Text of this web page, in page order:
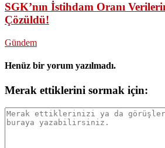
SGK’nın İstihdam Oranı
Çözüldü!
Gündem
Henüz bir yorum yazılmadı.
Merak ettiklerini sormak için: